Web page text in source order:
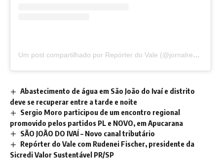
Um post compartilhado por Repórter do Vale (@jornalreporterdovale)
Abastecimento de água em São João do Ivaí e distrito
deve se recuperar entre a tarde e noite
Sergio Moro participou de um encontro regional
promovido pelos partidos PL e NOVO, em Apucarana
SÃO JOÃO DO IVAÍ – Novo canal tributário
Repórter do Vale com Rudenei Fischer, presidente da
Sicredi Valor Sustentável PR/SP